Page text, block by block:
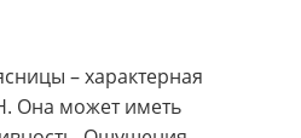
– характерная
Она может иметь